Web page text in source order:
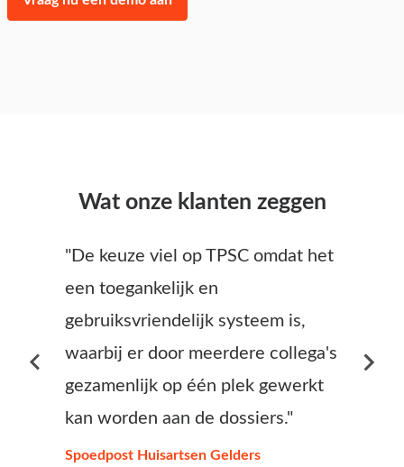
Wat onze klanten zeggen
"De keuze viel op TPSC omdat het
een toegankelijk en
gebruiksvriendelijk systeem is,
waarbij er door meerdere collega's
gezamenlijk op één plek gewerkt
kan worden aan de dossiers."
Spoedpost Huisartsen Gelders